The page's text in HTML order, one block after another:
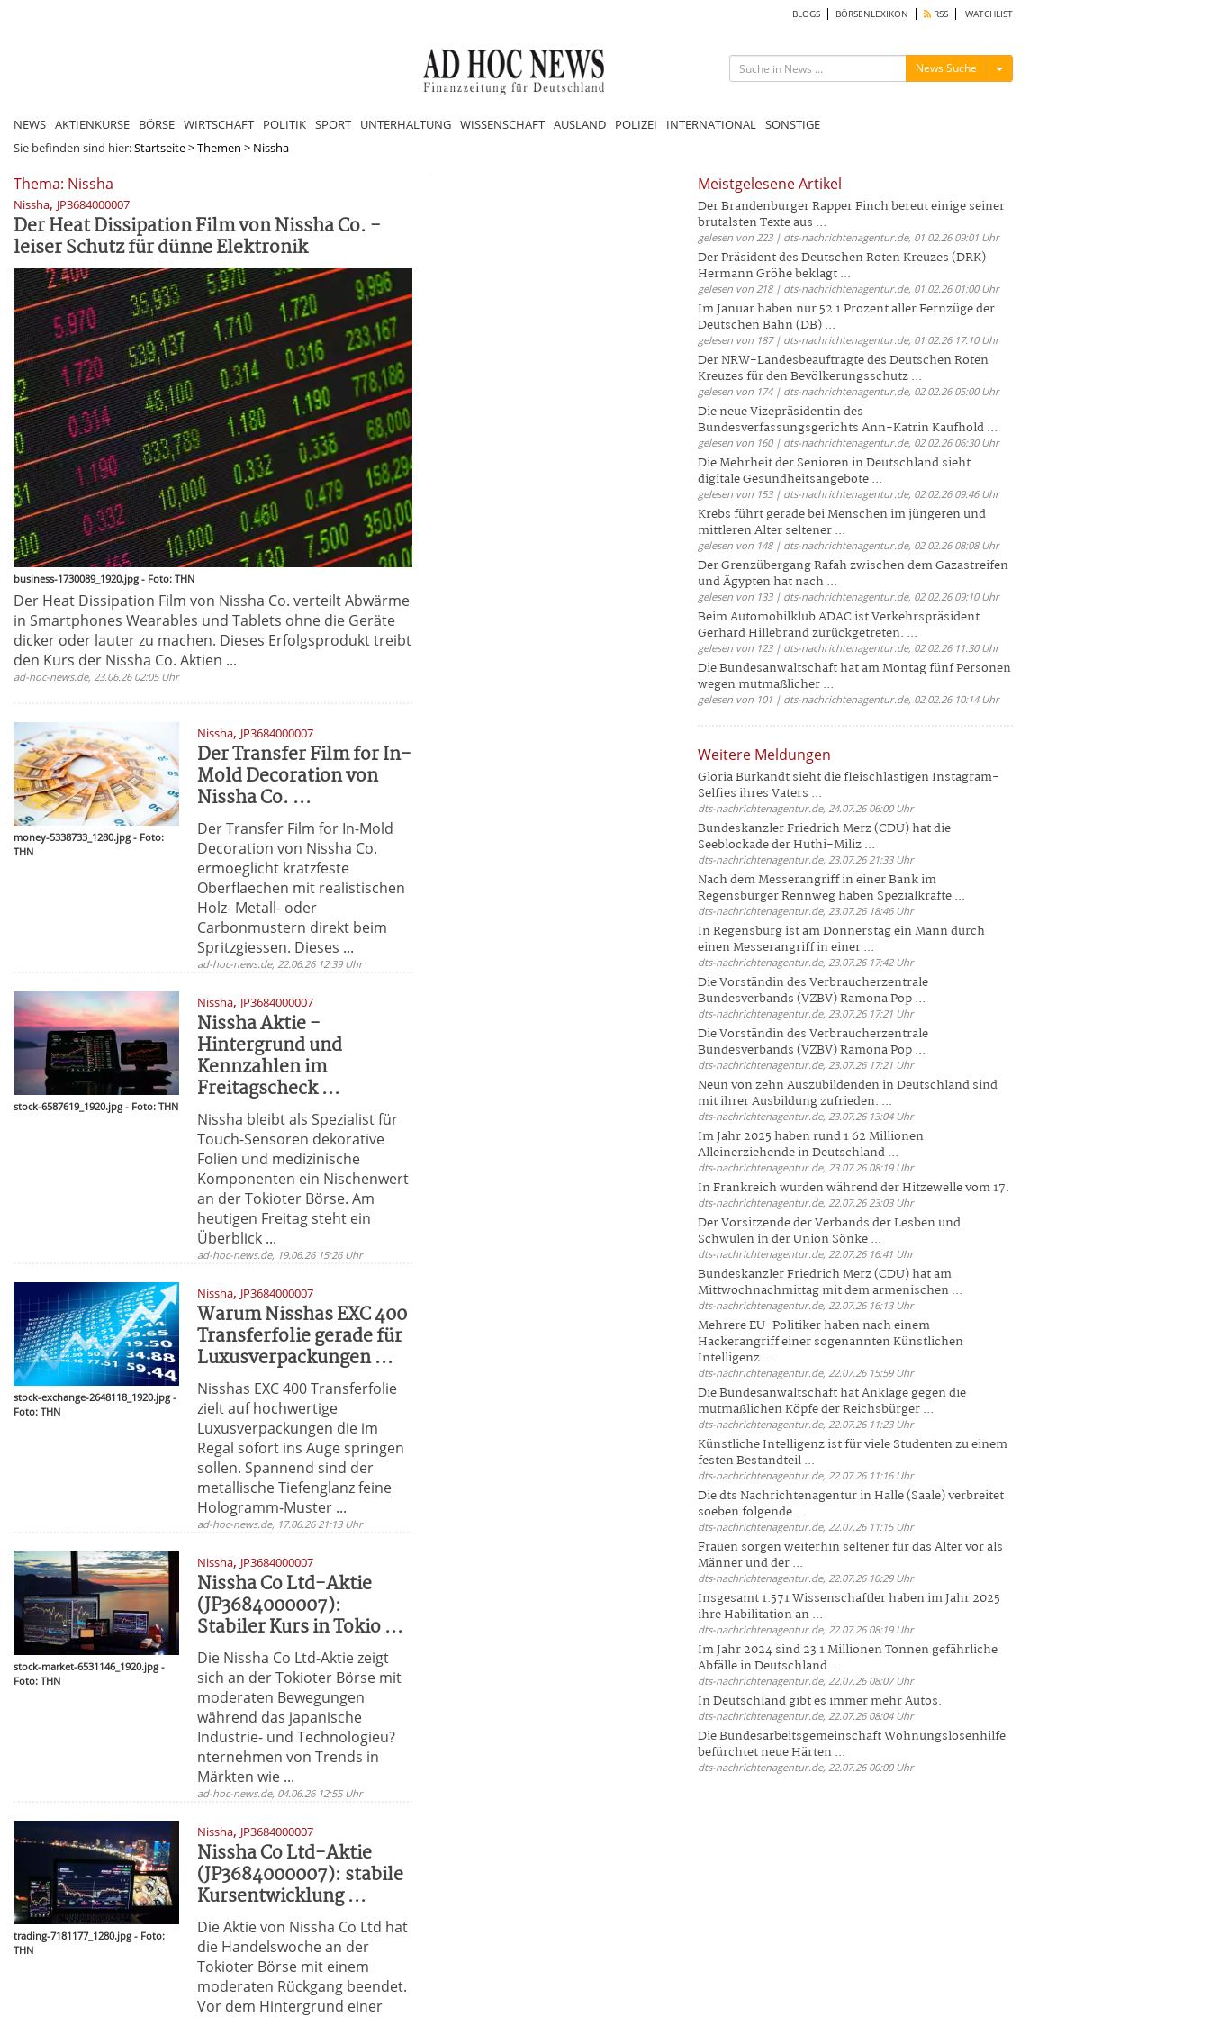
BLOGS BÖRSENLEXIKON RSS WATCHLIST
News Suche Menü ein-/ausblenden
NEWS AKTIENKURSE BÖRSE WIRTSCHAFT POLITIK SPORT UNTERHALTUNG WISSENSCHAFT AUSLAND POLIZEI INTERNATIONAL SONSTIGE
Sie befinden sind hier:Startseite>Themen > Nissha
Thema: Nissha
Nissha, JP3684000007
Der Heat Dissipation Film von Nissha Co. -
leiser Schutz für dünne Elektronik
business-1730089_1920.jpg - Foto: THN
Der Heat Dissipation Film von Nissha Co. verteilt Abwärme
in Smartphones Wearables und Tablets ohne die Geräte
dicker oder lauter zu machen. Dieses Erfolgsprodukt treibt
den Kurs der Nissha Co. Aktien ...
ad-hoc-news.de, 23.06.26 02:05 Uhr
money-5338733_1280.jpg - Foto:
THN
Nissha, JP3684000007
Der Transfer Film for In-
Mold Decoration von
Nissha Co. ...
Der Transfer Film for In-Mold
Decoration von Nissha Co.
ermoeglicht kratzfeste
Oberflaechen mit realistischen
Holz- Metall- oder
Carbonmustern direkt beim
Spritzgiessen. Dieses ...
ad-hoc-news.de, 22.06.26 12:39 Uhr
stock-6587619_1920.jpg - Foto: THN
Nissha, JP3684000007
Nissha Aktie -
Hintergrund und
Kennzahlen im
Freitagscheck ...
Nissha bleibt als Spezialist für
Touch-Sensoren dekorative
Folien und medizinische
Komponenten ein Nischenwert
an der Tokioter Börse. Am
heutigen Freitag steht ein
Überblick ...
ad-hoc-news.de, 19.06.26 15:26 Uhr
stock-exchange-2648118_1920.jpg -
Foto: THN
Nissha, JP3684000007
Warum Nisshas EXC 400
Transferfolie gerade für
Luxusverpackungen ...
Nisshas EXC 400 Transferfolie
zielt auf hochwertige
Luxusverpackungen die im
Regal sofort ins Auge springen
sollen. Spannend sind der
metallische Tiefenglanz feine
Hologramm-Muster ...
ad-hoc-news.de, 17.06.26 21:13 Uhr
stock-market-6531146_1920.jpg -
Foto: THN
Nissha, JP3684000007
Nissha Co Ltd-Aktie
(JP3684000007):
Stabiler Kurs in Tokio ...
Die Nissha Co Ltd-Aktie zeigt
sich an der Tokioter Börse mit
moderaten Bewegungen
während das japanische
Industrie- und Technologieu?
nternehmen von Trends in
Märkten wie ...
ad-hoc-news.de, 04.06.26 12:55 Uhr
trading-7181177_1280.jpg - Foto:
THN
Nissha, JP3684000007
Nissha Co Ltd-Aktie
(JP3684000007): stabile
Kursentwicklung ...
Die Aktie von Nissha Co Ltd hat
die Handelswoche an der
Tokioter Börse mit einem
moderaten Rückgang beendet.
Vor dem Hintergrund einer
Meistgelesene Artikel
Der Brandenburger Rapper Finch bereut einige seiner
brutalsten Texte aus ...
gelesen von 223 | dts-nachrichtenagentur.de, 01.02.26 09:01 Uhr
Der Präsident des Deutschen Roten Kreuzes (DRK)
Hermann Gröhe beklagt ...
gelesen von 218 | dts-nachrichtenagentur.de, 01.02.26 01:00 Uhr
Im Januar haben nur 52 1 Prozent aller Fernzüge der
Deutschen Bahn (DB) ...
gelesen von 187 | dts-nachrichtenagentur.de, 01.02.26 17:10 Uhr
Der NRW-Landesbeauftragte des Deutschen Roten
Kreuzes für den Bevölkerungsschutz ...
gelesen von 174 | dts-nachrichtenagentur.de, 02.02.26 05:00 Uhr
Die neue Vizepräsidentin des
Bundesverfassungsgerichts Ann-Katrin Kaufhold ...
gelesen von 160 | dts-nachrichtenagentur.de, 02.02.26 06:30 Uhr
Die Mehrheit der Senioren in Deutschland sieht
digitale Gesundheitsangebote ...
gelesen von 153 | dts-nachrichtenagentur.de, 02.02.26 09:46 Uhr
Krebs führt gerade bei Menschen im jüngeren und
mittleren Alter seltener ...
gelesen von 148 | dts-nachrichtenagentur.de, 02.02.26 08:08 Uhr
Der Grenzübergang Rafah zwischen dem Gazastreifen
und Ägypten hat nach ...
gelesen von 133 | dts-nachrichtenagentur.de, 02.02.26 09:10 Uhr
Beim Automobilklub ADAC ist Verkehrspräsident
Gerhard Hillebrand zurückgetreten. ...
gelesen von 123 | dts-nachrichtenagentur.de, 02.02.26 11:30 Uhr
Die Bundesanwaltschaft hat am Montag fünf Personen
wegen mutmaßlicher ...
gelesen von 101 | dts-nachrichtenagentur.de, 02.02.26 10:14 Uhr
Weitere Meldungen
Gloria Burkandt sieht die fleischlastigen Instagram-
Selfies ihres Vaters ...
dts-nachrichtenagentur.de, 24.07.26 06:00 Uhr
Bundeskanzler Friedrich Merz (CDU) hat die
Seeblockade der Huthi-Miliz ...
dts-nachrichtenagentur.de, 23.07.26 21:33 Uhr
Nach dem Messerangriff in einer Bank im
Regensburger Rennweg haben Spezialkräfte ...
dts-nachrichtenagentur.de, 23.07.26 18:46 Uhr
In Regensburg ist am Donnerstag ein Mann durch
einen Messerangriff in einer ...
dts-nachrichtenagentur.de, 23.07.26 17:42 Uhr
Die Vorständin des Verbraucherzentrale
Bundesverbands (VZBV) Ramona Pop ...
dts-nachrichtenagentur.de, 23.07.26 17:21 Uhr
Die Vorständin des Verbraucherzentrale
Bundesverbands (VZBV) Ramona Pop ...
dts-nachrichtenagentur.de, 23.07.26 17:21 Uhr
Neun von zehn Auszubildenden in Deutschland sind
mit ihrer Ausbildung zufrieden. ...
dts-nachrichtenagentur.de, 23.07.26 13:04 Uhr
Im Jahr 2025 haben rund 1 62 Millionen
Alleinerziehende in Deutschland ...
dts-nachrichtenagentur.de, 23.07.26 08:19 Uhr
In Frankreich wurden während der Hitzewelle vom 17.
dts-nachrichtenagentur.de, 22.07.26 23:03 Uhr
Der Vorsitzende der Verbands der Lesben und
Schwulen in der Union Sönke ...
dts-nachrichtenagentur.de, 22.07.26 16:41 Uhr
Bundeskanzler Friedrich Merz (CDU) hat am
Mittwochnachmittag mit dem armenischen ...
dts-nachrichtenagentur.de, 22.07.26 16:13 Uhr
Mehrere EU-Politiker haben nach einem
Hackerangriff einer sogenannten Künstlichen
Intelligenz ...
dts-nachrichtenagentur.de, 22.07.26 15:59 Uhr
Die Bundesanwaltschaft hat Anklage gegen die
mutmaßlichen Köpfe der Reichsbürger ...
dts-nachrichtenagentur.de, 22.07.26 11:23 Uhr
Künstliche Intelligenz ist für viele Studenten zu einem
festen Bestandteil ...
dts-nachrichtenagentur.de, 22.07.26 11:16 Uhr
Die dts Nachrichtenagentur in Halle (Saale) verbreitet
soeben folgende ...
dts-nachrichtenagentur.de, 22.07.26 11:15 Uhr
Frauen sorgen weiterhin seltener für das Alter vor als
Männer und der ...
dts-nachrichtenagentur.de, 22.07.26 10:29 Uhr
Insgesamt 1.571 Wissenschaftler haben im Jahr 2025
ihre Habilitation an ...
dts-nachrichtenagentur.de, 22.07.26 08:19 Uhr
Im Jahr 2024 sind 23 1 Millionen Tonnen gefährliche
Abfälle in Deutschland ...
dts-nachrichtenagentur.de, 22.07.26 08:07 Uhr
In Deutschland gibt es immer mehr Autos.
dts-nachrichtenagentur.de, 22.07.26 08:04 Uhr
Die Bundesarbeitsgemeinschaft Wohnungslosenhilfe
befürchtet neue Härten ...
dts-nachrichtenagentur.de, 22.07.26 00:00 Uhr